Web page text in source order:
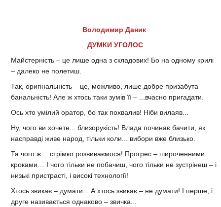
Володимир Даник
ДУМКИ УГОЛОС
Майстерність – це лише одна з складових! Бо на одному крилі
– далеко не полетиш.
Так, оригінальність – це, можливо, лише добре призабута
банальність! Але ж хтось таки зумів її – ...вчасно пригадати.
Ось хто умілий оратор, бо так похвалив! Ніби вилаяв...
Ну, чого ви хочете... близорукість! Влада починає бачити, як
насправді живе народ, тільки коли... вибори вже близько.
Та чого ж… стрімко розвиваємося! Прогрес – широченними
кроками… І чого тільки не побачиш, чого тільки не зустрінеш – і
низькі пристрасті, і високі технології!
Хтось звикає – думати... А хтось звикає – не думати! І перше, і
друге називається однаково – звичка...